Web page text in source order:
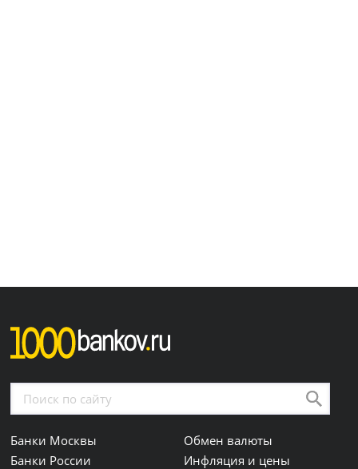
Банки Москвы
Банки России
Обмен валюты
Инфляция и цены